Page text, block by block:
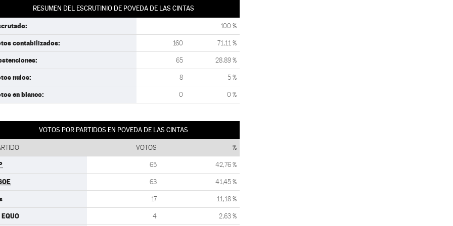
RESUMEN DEL ESCRUTINIO DE POVEDA DE LAS CINTAS
100 %
contabilizados: 160 71,11 %
65 28,89 %
nulos: 8 5 %
en blanco: 0 0 %
VOTOS POR PARTIDOS EN POVEDA DE LAS CINTAS
VOTOS %
65 42,76 %
63 41,45 %
17 11,18 %
4 2,63 %